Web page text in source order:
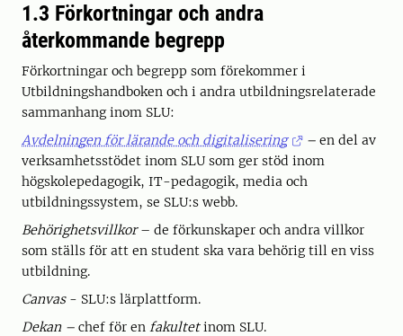
1.3 Förkortningar och andra
återkommande begrepp
Förkortningar och begrepp som förekommer i
Utbildningshandboken och i andra utbildningsrelaterade
sammanhang inom SLU:
Avdelningen för lärande och digitalisering
–en del av
verksamhetsstödet inom SLU som ger stöd inom
högskolepedagogik, IT-pedagogik, media och
utbildningssystem, se SLU:s webb.
Behörighetsvillkor– de förkunskaper och andra villkor
som ställs för att en student ska vara behörig till en viss
utbildning.
Canvas- SLU:s lärplattform.
Dekan – chef för en fakultetinom SLU.